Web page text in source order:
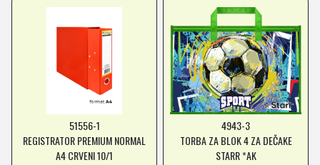
51556-1
REGISTRATOR PREMIUM NORMAL
A4 CRVENI 10/1
4943-3
TORBA ZA BLOK 4 ZA DEČAKE
STARR *AK